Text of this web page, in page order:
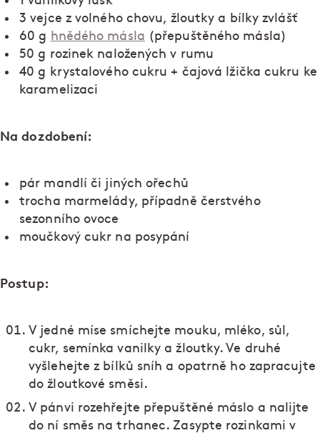
3 vejce z volného chovu, žloutky a bílky zvlášť
60 g hnědého másla (přepuštěného másla)
50 g rozinek naložených v rumu
40 g krystalového cukru + čajová lžička cukru ke
karamelizaci
Na dozdobení:
pár mandlí či jiných ořechů
trocha marmelády, případně čerstvého
sezonního ovoce
moučkový cukr na posypání
Postup:
V jedné míse smíchejte mouku, mléko, sůl,
cukr, semínka vanilky a žloutky. Ve druhé
vyšlehejte z bílků sníh a opatrně ho zapracujte
do žloutkové směsi.
V pánvi rozehřejte přepuštěné máslo a nalijte
do ní směs na trhanec. Zasypte rozinkami v